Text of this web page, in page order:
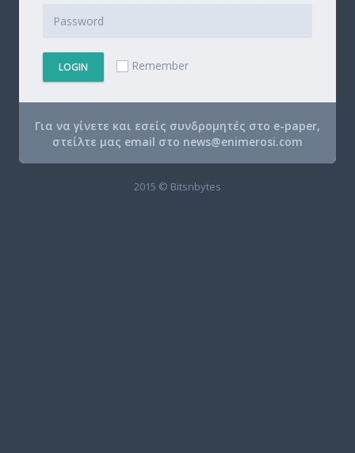
LOGIN Remember
Για να γίνετε και εσείς συνδρομητές στο e-paper,
στείλτε μας email στο news@enimerosi.com
2015 © Bitsnbytes